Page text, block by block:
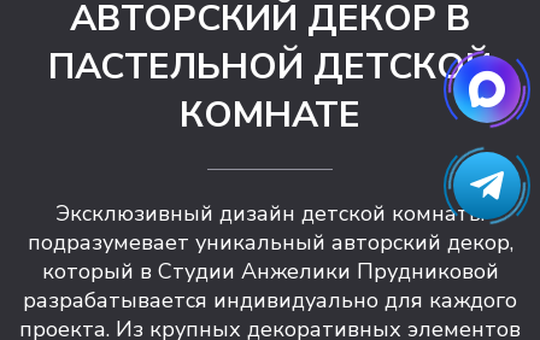
АВТОРСКИЙ ДЕКОР В
ПАСТЕЛЬНОЙ ДЕТСКОЙ
КОМНАТЕ
Эксклюзивный дизайн детской комнаты
подразумевает уникальный авторский декор,
который в Студии Анжелики Прудниковой
разрабатывается индивидуально для каждого
проекта. Из крупных декоративных элементов